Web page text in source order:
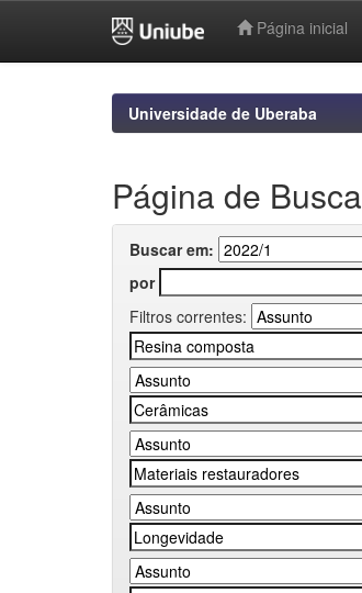
Página inicial
Universidade de Uberaba
Página de Busca
Buscar em:
por
Filtros correntes: